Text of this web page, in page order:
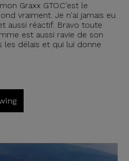
Graxx GTO.C'est le
vraiment. Je n'ai jamais eu
aussi réactif. Bravo toute
est aussi ravie de son
les délais et qui lui donne